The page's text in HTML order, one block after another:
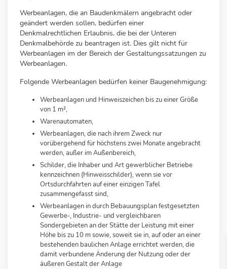
Werbeanlagen, die an Baudenkmälern angebracht oder
geändert werden sollen, bedürfen einer
Denkmalrechtlichen Erlaubnis, die bei der Unteren
Denkmalbehörde zu beantragen ist. Dies gilt nicht für
Werbeanlagen im der Bereich der Gestaltungssatzungen zu
Werbeanlagen.
Folgende Werbeanlagen bedürfen keiner Baugenehmigung:
Werbeanlagen und Hinweiszeichen bis zu einer Größe
von 1 m²,
Warenautomaten,
Werbeanlagen, die nach ihrem Zweck nur
vorübergehend für höchstens zwei Monate angebracht
werden, außer im Außenbereich,
Schilder, die Inhaber und Art gewerblicher Betriebe
kennzeichnen (Hinweisschilder), wenn sie vor
Ortsdurchfahrten auf einer einzigen Tafel
zusammengefasst sind,
Werbeanlagen in durch Bebauungsplan festgesetzten
Gewerbe-, Industrie- und vergleichbaren
Sondergebieten an der Stätte der Leistung mit einer
Höhe bis zu 10 m sowie, soweit sie in, auf oder an einer
bestehenden baulichen Anlage errichtet werden, die
damit verbundene Änderung der Nutzung oder der
äußeren Gestalt der Anlage